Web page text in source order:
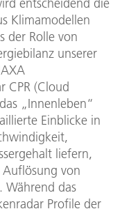
entscheidend die
Klimamodellen
der Rolle von
unserer
CPR (Cloud
„Innenleben“
Einblicke in
liefern,
von
Während das
Profile der